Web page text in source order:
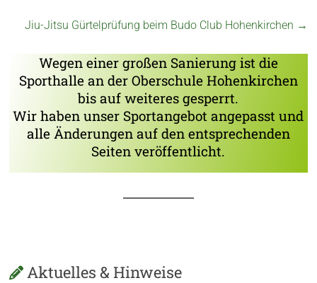
Jiu-Jitsu Gürtelprüfung beim Budo Club Hohenkirchen →
Wegen einer großen Sanierung ist die
Sporthalle an der Oberschule Hohenkirchen
bis auf weiteres gesperrt.
Wir haben unser Sportangebot angepasst und
alle Änderungen auf den entsprechenden
Seiten veröffentlicht.
Aktuelles & Hinweise